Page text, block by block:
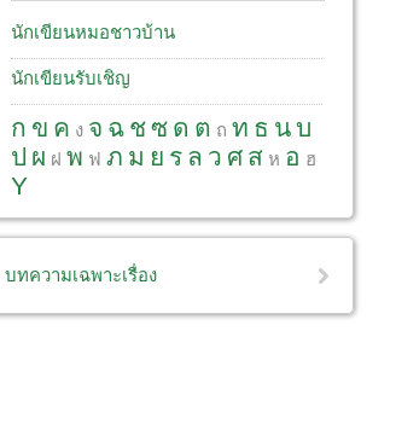
นักเขียนหมอชาวบ้าน
นักเขียนรับเชิญ
ก ข ค ง จ ฉ ชซ ด ต ถ ท ธ นบ
ป ผ ฝ พ ฟ ภ ม ย ร ล ว ศ ส ห อ ฮ
Y
บทความเฉพาะเรื่อง